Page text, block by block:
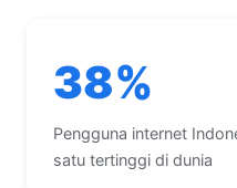
38%
Pengguna internet
satu tertinggi di dunia